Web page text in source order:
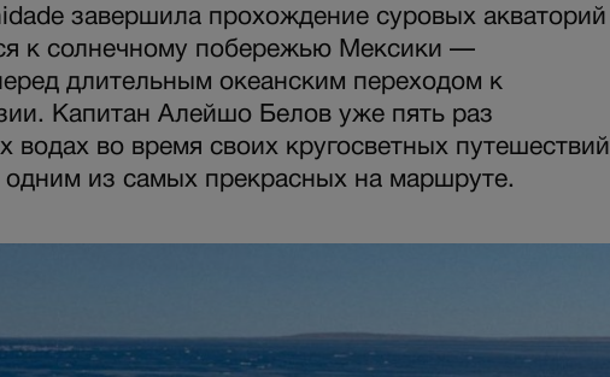
завершила прохождение суровых акваторий
к солнечному побережью Мексики —
длительным океанским переходом к
Капитан Алейшо Белов уже пять раз
водах во время своих кругосветных путешествий
одним из самых прекрасных на маршруте.